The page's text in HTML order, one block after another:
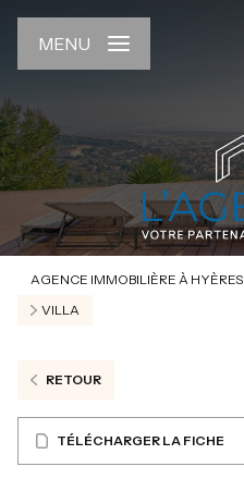
MENU
AGENCE IMMOBILIÈRE À HYÈRES
VILLA
RETOUR
TÉLÉCHARGER LA FICHE